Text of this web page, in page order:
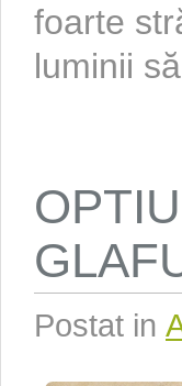
foarte
luminii
Postat in